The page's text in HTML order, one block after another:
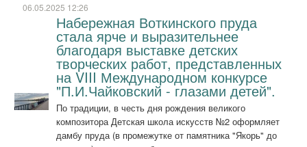
06.05.2025 12:26
Набережная Воткинского пруда
стала ярче и выразительнее
благодаря выставке детских
творческих работ, представленных
на VIII Международном конкурсе
"П.И.Чайковский - глазами детей".
По традиции, в честь дня рождения великого
композитора Детская школа искусств №2 оформляет
дамбу пруда (в промежутке от памятника "Якорь" до